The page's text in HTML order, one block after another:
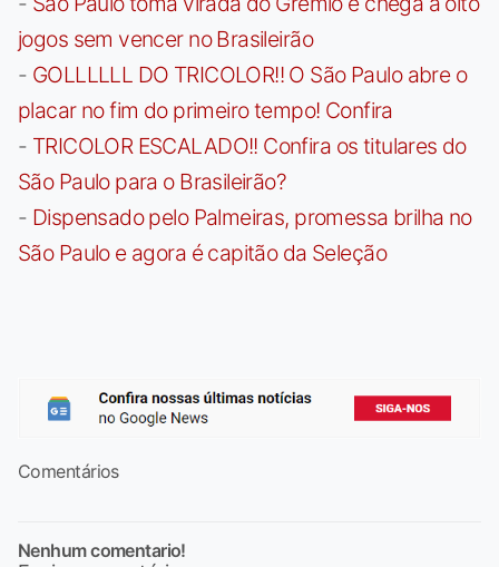
jogos sem vencer no Brasileirão
- GOLLLLLL DO TRICOLOR!! O São Paulo abre o
placar no fim do primeiro tempo! Confira
- TRICOLOR ESCALADO!! Confira os titulares do
São Paulo para o Brasileirão?
- Dispensado pelo Palmeiras, promessa brilha no
São Paulo e agora é capitão da Seleção
Comentários
Nenhum comentario!